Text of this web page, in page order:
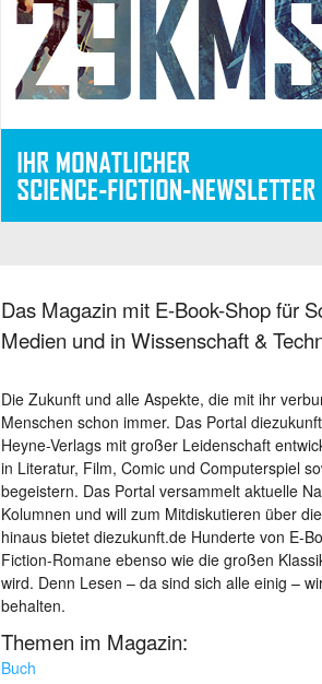
Das Magazin mit E-Book-Shop für
Medien und in Wissenschaft &
Die Zukunft und alle Aspekte, die mit ihr
Menschen schon immer. Das Portal
Heyne-Verlags mit großer Leidenschaft
in Literatur, Film, Comic und Computerspiel
begeistern. Das Portal versammelt aktuelle
Kolumnen und will zum Mitdiskutieren über
hinaus bietet diezukunft.de Hunderte von E-
Fiction-Romane ebenso wie die großen
wird. Denn Lesen – da sind sich alle einig –
behalten.
Themen im Magazin:
Buch